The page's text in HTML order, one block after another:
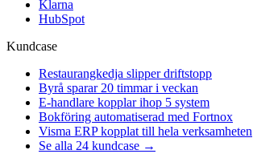
Klarna
HubSpot
Kundcase
Restaurangkedja slipper driftstopp
Byrå sparar 20 timmar i veckan
E-handlare kopplar ihop 5 system
Bokföring automatiserad med Fortnox
Visma ERP kopplat till hela verksamheten
Se alla 24 kundcase →